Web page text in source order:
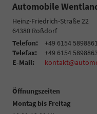
Automobile
Heinz-Friedrich-Straße 22
64380 Roßdorf
Telefon:
+49 6154 5898861
Telefax:
+49 6154 5898863
E-Mail:
Öffnungszeiten
Montag bis Freitag